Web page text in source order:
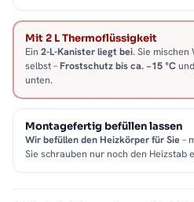
Mit 2 L Thermoflüssigkeit
Ein 2-L-Kanister liegt bei. Sie
selbst –Frostschutz bis ca. −15 °C
unten.
Montagefertig befüllen lassen
Wir befüllen den Heizkörper für Sie–
Sie schrauben nur noch den Heizstab